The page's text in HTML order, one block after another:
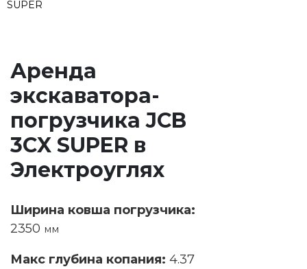
SUPER
Аренда
экскаватора-
погрузчика JCB
3CX SUPER в
Электроуглях
Ширина ковша погрузчика:
2350 мм
Макс глубина копания: 4.37